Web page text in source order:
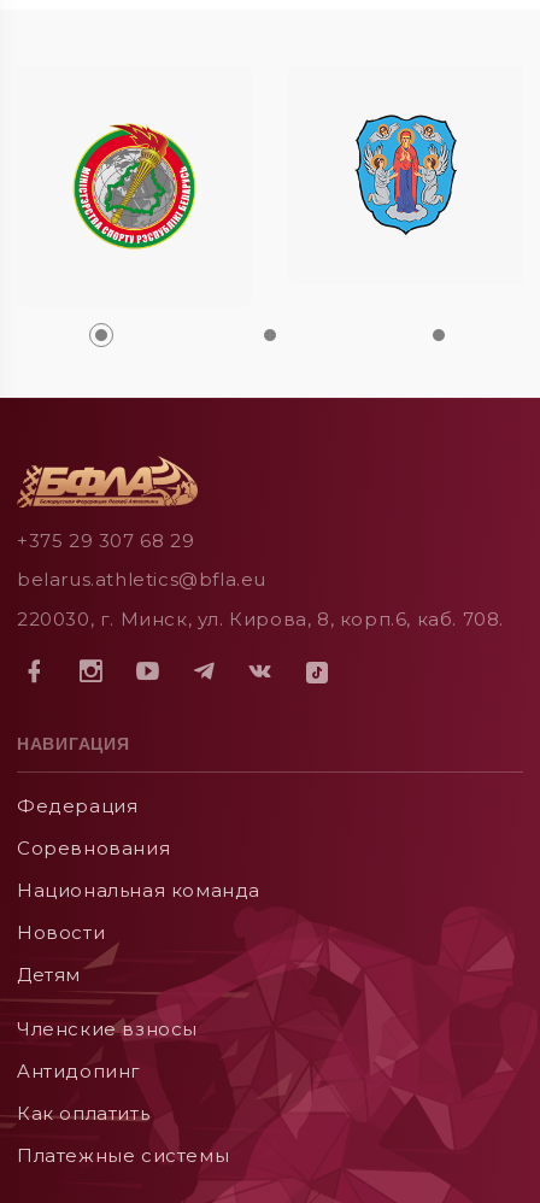
+375 29 307 68 29
belarus.athletics@bfla.eu
220030, г. Минск, ул. Кирова, 8, корп.6, каб. 708.
НАВИГАЦИЯ
Федерация
Соревнования
Национальная команда
Новости
Детям
Членские взносы
Aнтидопинг
Как оплатить
Платежные системы